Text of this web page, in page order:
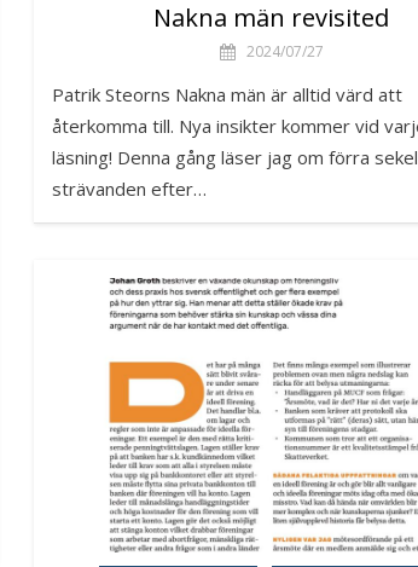
Nakna män revisited
2024/07/27
Patrik Steorns Nakna män är alltid värd att
återkomma till. Nya insikter kommer vid
läsning! Denna gång läser jag om förra
strävanden efter…